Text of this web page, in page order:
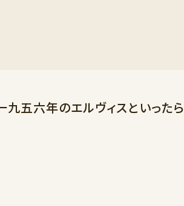
五六年のエルヴィスといったら